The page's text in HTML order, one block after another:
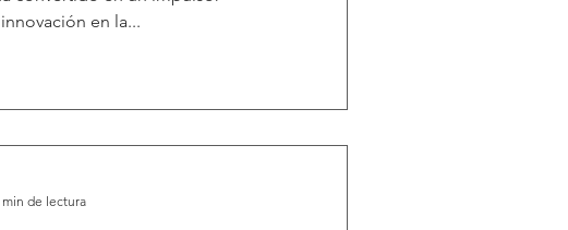
en la...
min de lectura